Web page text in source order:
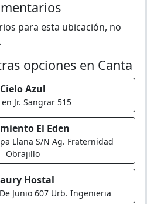
para esta ubicación, no
opciones en Canta
Cielo Azul
Jr. Sangrar 515
El Eden
Llana S/N Ag. Fraternidad
Obrajillo
Hostal
Junio 607 Urb. Ingenieria